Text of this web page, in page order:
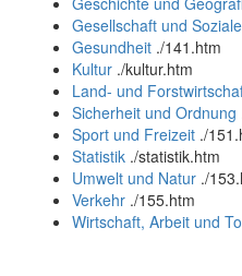
Gesellschaft und
Gesundheit ./141.htm
Kultur ./kultur.htm
Land- und
Sicherheit und Ordnung
Sport und Freizeit ./
Statistik ./statistik.htm
Umwelt und Natur ./
Verkehr ./155.htm
Wirtschaft, Arbeit und